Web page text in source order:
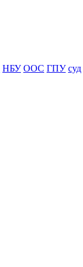
НБУ ООС ГПУ суд